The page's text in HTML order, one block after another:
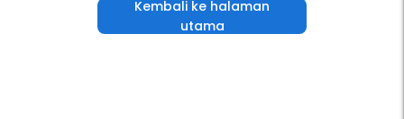
Kembali ke halaman
utama